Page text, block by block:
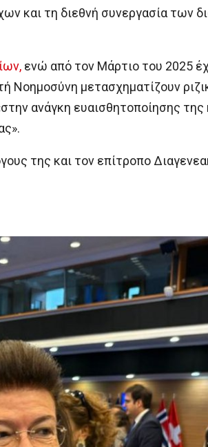
και τη διεθνή συνεργασία των
ενώ από τον Μάρτιο του 2025
Νοημοσύνη μετασχηματίζουν
ανάγκη ευαισθητοποίησης
της και τον επίτροπο